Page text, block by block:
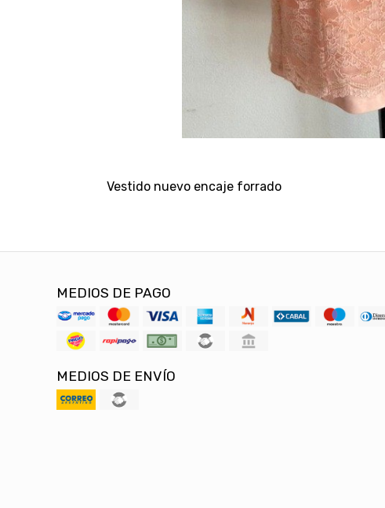
Vestido nuevo encaje forrado
MEDIOS DE PAGO
MEDIOS DE ENVÍO